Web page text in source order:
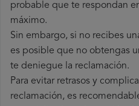
probable que te respondan
máximo.
Sin embargo, si no recibes
es posible que no obtengas
te deniegue la reclamación.
Para evitar retrasos y
reclamación, es